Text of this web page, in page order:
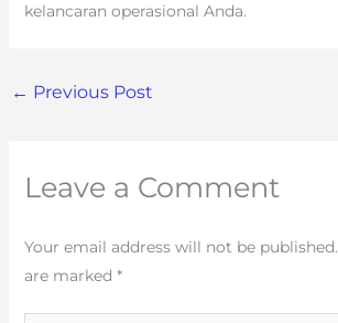
kelancaran operasional Anda.
← Previous Post
Leave a Comment
Your email address will not be published.
are marked *